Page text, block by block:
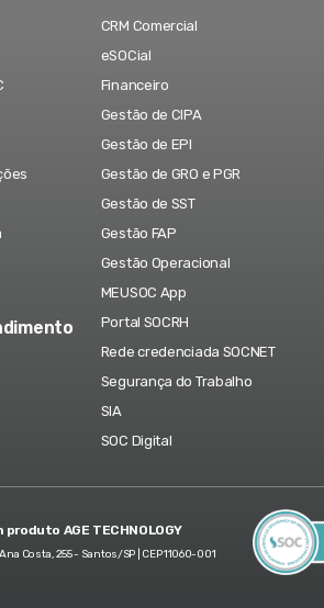
CRM Comercial
eSOCial
Financeiro
Gestão de CIPA
Gestão de EPI
Gestão de GRO e PGR
Gestão de SST
Gestão FAP
Gestão Operacional
MEUSOC App
Portal SOCRH
Rede credenciada SOCNET
Segurança do Trabalho
SIA
SOC Digital
produto AGE TECHNOLOGY
Costa, 255 - Santos/SP | CEP 11060-001